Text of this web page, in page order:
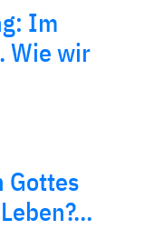
Im
Wie wir
Gottes